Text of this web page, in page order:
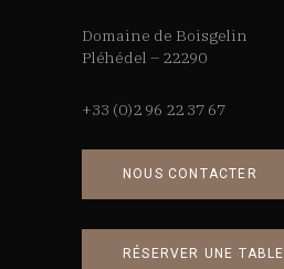
Domaine de Boisgelin
Pléhédel – 22290
+33 (0)2 96 22 37 67
NOUS CONTACTER
RÉSERVER UNE TABLE